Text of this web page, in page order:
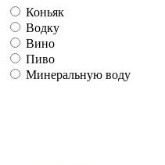
Коньяк
Водку
Вино
Пиво
Минеральную воду